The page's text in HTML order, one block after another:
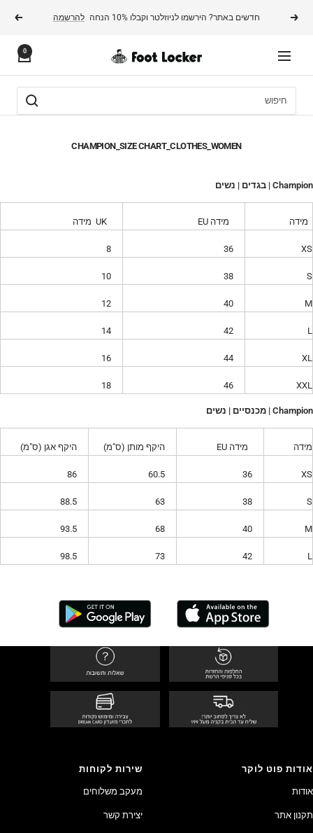
לתוכןהקודם חדשים באתר? הירשמו לניוזלטר וקבלו 10% הנחה להרשמה הבא
0 FOOTLOCKER ניווט
CHAMPION_SIZE CHART_CLOTHES_WOMEN
Champion | בגדים | נשים
מידה מידה EU
XS
36
8
S
38
10
M
40
12
L
42
14
XL
44
16
XXL
46
18
Champion | מכנסיים | נשים
מידה מידה EU היקף מותן (ס"מ) היקף אגן (ס"מ)
XS
36
60.5
86
S
38
63
88.5
M
40
68
93.5
L
42
73
98.5
אודות פוט לוקר
אודות
תקנון אתר
שירות לקוחות
מעקב משלוחים
יצירת קשר